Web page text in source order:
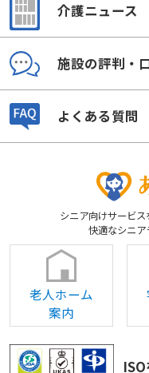
介護ニュース
施設の評判・
よくある質問
シニア向けサービス
快適なシニア
老人ホーム
案内